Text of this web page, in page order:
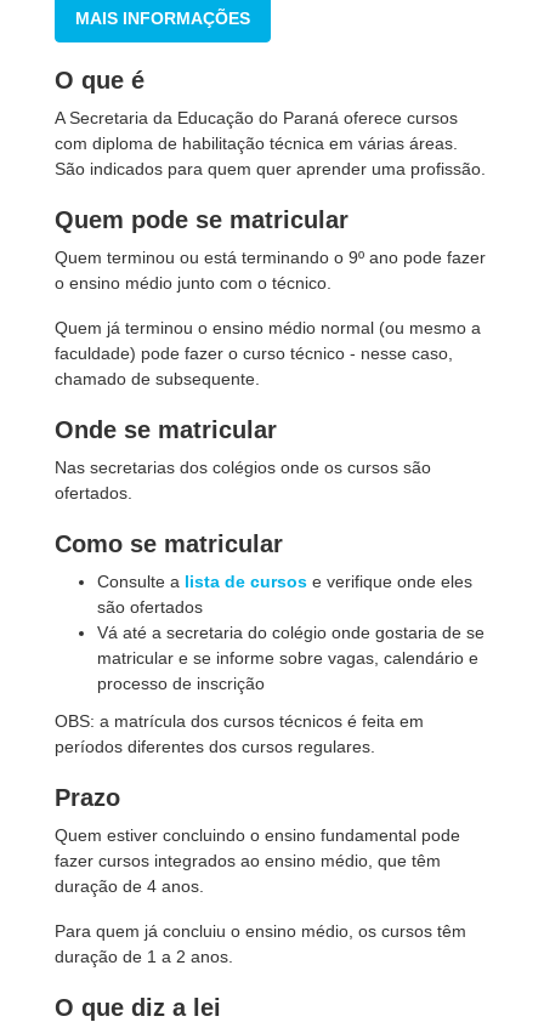
MAIS INFORMAÇÕES
O que é
A Secretaria da Educação do Paraná oferece cursos
com diploma de habilitação técnica em várias áreas.
São indicados para quem quer aprender uma profissão.
Quem pode se matricular
Quem terminou ou está terminando o 9º ano pode fazer
o ensino médio junto com o técnico.
Quem já terminou o ensino médio normal (ou mesmo a
faculdade) pode fazer o curso técnico - nesse caso,
chamado de subsequente.
Onde se matricular
Nas secretarias dos colégios onde os cursos são
ofertados.
Como se matricular
Consulte a lista de cursos e verifique onde eles
são ofertados
Vá até a secretaria do colégio onde gostaria de se
matricular e se informe sobre vagas, calendário e
processo de inscrição
OBS: a matrícula dos cursos técnicos é feita em
períodos diferentes dos cursos regulares.
Prazo
Quem estiver concluindo o ensino fundamental pode
fazer cursos integrados ao ensino médio, que têm
duração de 4 anos.
Para quem já concluiu o ensino médio, os cursos têm
duração de 1 a 2 anos.
O que diz a lei